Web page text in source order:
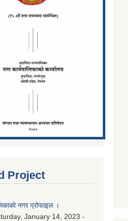
Project
नगर प्रोफाइल ।
January 14, 2023 -